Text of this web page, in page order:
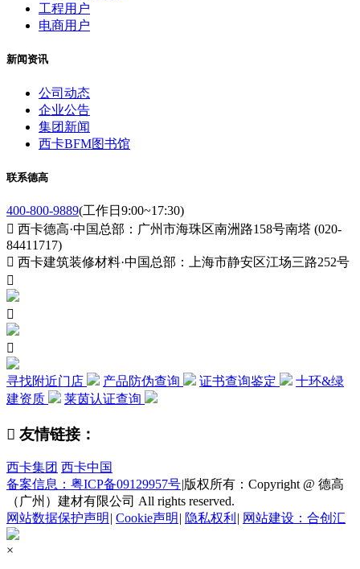
工程用户
电商用户
新闻资讯
公司动态
企业公告
集团新闻
西卡BFM图书馆
联系德高
400-800-9889(工作日9:00~17:30)
 西卡德高·中国总部：广州市海珠区南洲路158号南塔 (020-
84411717)
 西卡建筑装修材料·中国总部：上海市静安区江场三路252号



寻找附近门店 产品防伪查询 证书查询鉴定
十环&绿
建资质
莱茵认证查询
 友情链接：
西卡集团 西卡中国
备案信息：粤ICP备09129957号|版权所有：Copyright @ 德高
（广州）建材有限公司 All rights reserved.
网站数据保护声明 | Cookie声明 | 隐私权利 | 网站建设：合创汇
×